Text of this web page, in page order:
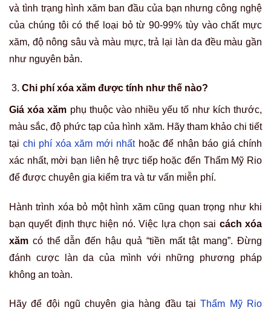
và tình trạng hình xăm ban đầu của bạn nhưng công nghệ
của chúng tôi có thể loại bỏ từ 90-99% tùy vào chất mực
xăm, độ nông sâu và màu mực, trả lại làn da đều màu gần
như nguyên bản.
Chi phí xóa xăm được tính như thế nào?
Giá xóa xăm phụ thuộc vào nhiều yếu tố như kích thước,
màu sắc, độ phức tạp của hình xăm. Hãy tham khảo chi tiết
tại chi phí xóa xăm mới nhất hoặc để nhận báo giá chính
xác nhất, mời bạn liên hệ trực tiếp hoặc đến Thẩm Mỹ Rio
để được chuyên gia kiểm tra và tư vấn miễn phí.
Hành trình xóa bỏ một hình xăm cũng quan trọng như khi
bạn quyết định thực hiện nó. Việc lựa chọn sai cách xóa
xăm có thể dẫn đến hậu quả “tiền mất tật mang”. Đừng
đánh cược làn da của mình với những phương pháp
không an toàn.
Hãy để đội ngũ chuyên gia hàng đầu tạiThẩm Mỹ Rio